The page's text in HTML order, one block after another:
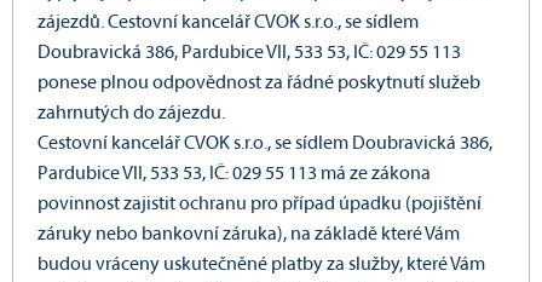
zájezdů. Cestovní kancelář CVOK s.r.o., se sídlem
Doubravická 386, Pardubice VII, 533 53, IČ: 029 55 113
ponese plnou odpovědnost za řádné poskytnutí služeb
zahrnutých do zájezdu.
Cestovní kancelář CVOK s.r.o., se sídlem Doubravická 386,
Pardubice VII, 533 53, IČ: 029 55 113 má ze zákona
povinnost zajistit ochranu pro případ úpadku (pojištění
záruky nebo bankovní záruka), na základě které Vám
budou vráceny uskutečněné platby za služby, které Vám